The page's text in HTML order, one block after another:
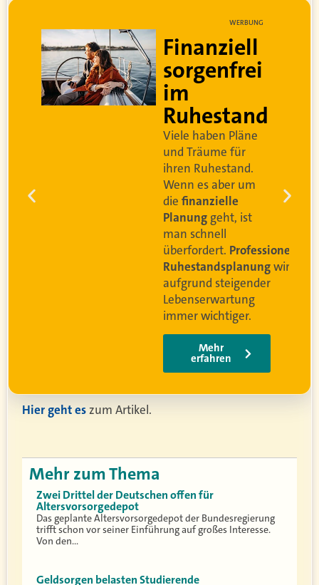
WERBUNG
Lebe dein
bestes Leben
Um sorgenfrei in den
Ruhestand zu blicken,
braucht esprofessionelle
Ruhestandsplanung. Damit
Ihre Kundinnen und
ihr bestes Leben
leben können .
Video anschauen
Hier geht eszum Artikel.
Mehr zum Thema
Zwei Drittel der Deutschen offen für
Altersvorsorgedepot
Das geplante Altersvorsorgedepot der Bundesregierung
trifft schon vor seiner Einführung auf großes Interesse.
Von den…
Geldsorgen belasten Studierende